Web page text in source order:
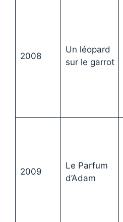
2008
Un léopard
sur le garrot
2009
Le Parfum
d’Adam